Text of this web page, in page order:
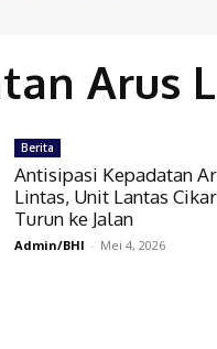
Arus
Berita
Antisipasi Kepadatan
Lintas, Unit Lantas
Turun ke Jalan
Admin/BHI - Mei 4, 2026